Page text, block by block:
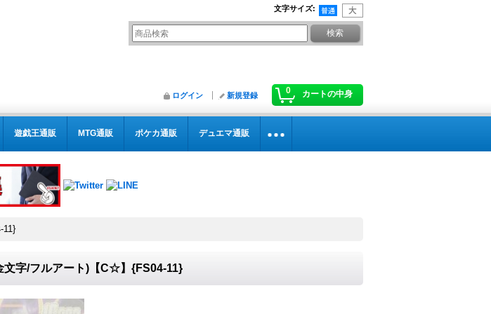
文字サイズ:
0 カートの中身
ログイン 新規登録
遊戯王通販 MTG通販 ポケカ通販 デュエマ通販
11}
文字/フルアート)【C☆】{FS04-11}